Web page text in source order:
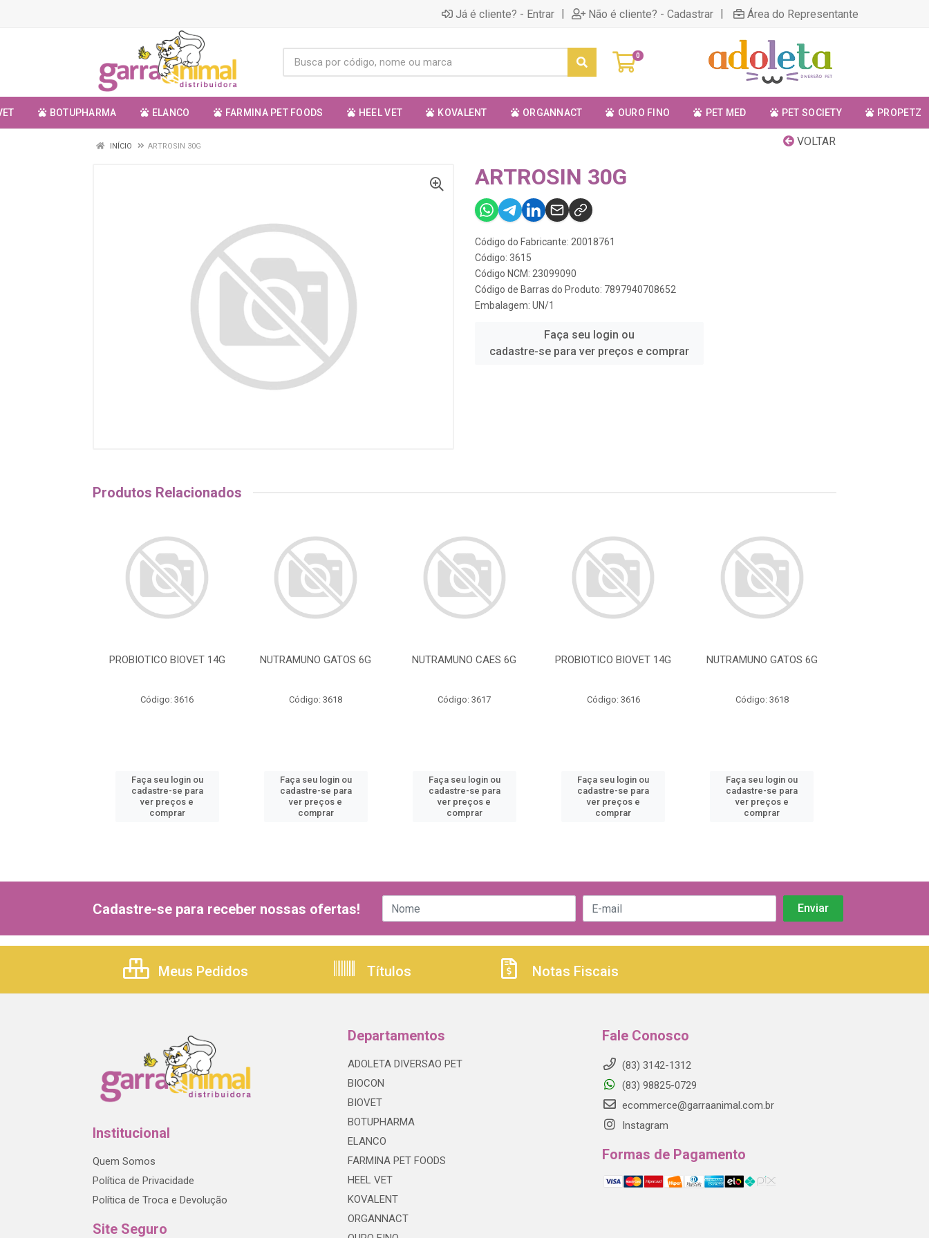
Já é cliente? - Entrar | Não é cliente? - Cadastrar | Área do Representante
0
BOTUPHARMA ELANCO FARMINA PET FOODS HEEL VET KOVALENT ORGANNACT OURO FINO PET MED PET SOCIETY PROPETZ
VOLTAR
INÍCIO ARTROSIN 30G
ARTROSIN 30G
Código do Fabricante: 20018761
Código: 3615
Código NCM: 23099090
Código de Barras do Produto: 7897940708652
Embalagem: UN/1
Faça seu login ou
cadastre-se para ver preços e comprar
Produtos Relacionados
PROBIOTICO BIOVET 14G
Código: 3616
Faça seu login ou
cadastre-se para
ver preços e
comprar
NUTRAMUNO GATOS 6G
Código: 3618
Faça seu login ou
cadastre-se para
ver preços e
comprar
NUTRAMUNO CAES 6G
Código: 3617
Faça seu login ou
cadastre-se para
ver preços e
comprar
PROBIOTICO BIOVET 14G
Código: 3616
Faça seu login ou
cadastre-se para
ver preços e
comprar
NUTRAMUNO GATOS 6G
Código: 3618
Faça seu login ou
cadastre-se para
ver preços e
comprar
Cadastre-se para receber nossas ofertas!
Meus Pedidos Títulos Notas Fiscais
Institucional
Quem Somos
Política de Privacidade
Política de Troca e Devolução
Site Seguro
Departamentos
ADOLETA DIVERSAO PET
BIOCON
BIOVET
BOTUPHARMA
ELANCO
FARMINA PET FOODS
HEEL VET
KOVALENT
ORGANNACT
Fale Conosco
(83) 3142-1312
(83) 98825-0729
ecommerce@garraanimal.com.br
Instagram
Formas de Pagamento